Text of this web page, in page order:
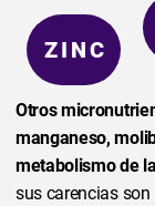
ZINC
Otros
manganeso,
metabolismo de
sus carencias